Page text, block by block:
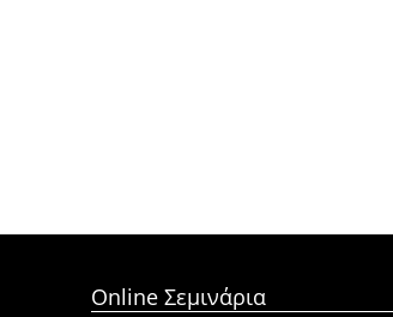
Online Σεμινάρια